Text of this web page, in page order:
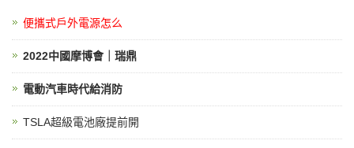
便攜式戶外電源怎么
2022中國摩博會｜瑞鼎
電動汽車時代給消防
TSLA超級電池廠提前開